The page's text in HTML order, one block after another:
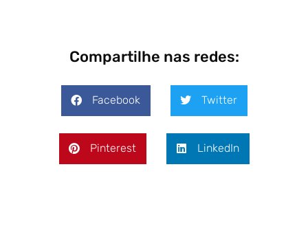
Compartilhe nas redes:
Facebook Twitter
Pinterest LinkedIn